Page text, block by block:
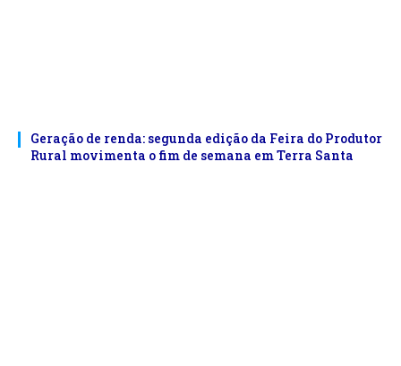
Geração de renda: segunda edição da Feira do Produtor
Rural movimenta o fim de semana em Terra Santa